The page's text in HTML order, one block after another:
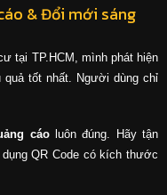
& Đổi mới sáng
tại TP.HCM, mình phát hiện
quả tốt nhất. Người dùng chỉ
cáoluôn đúng. Hãy tận
QR Code có kích thước